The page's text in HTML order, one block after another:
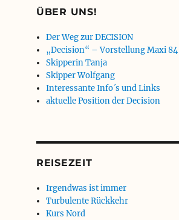
ÜBER UNS!
Der Weg zur DECISION
„Decision“ – Vorstellung Maxi 84
Skipperin Tanja
Skipper Wolfgang
Interessante Info´s und Links
aktuelle Position der Decision
REISEZEIT
Irgendwas ist immer
Turbulente Rückkehr
Kurs Nord